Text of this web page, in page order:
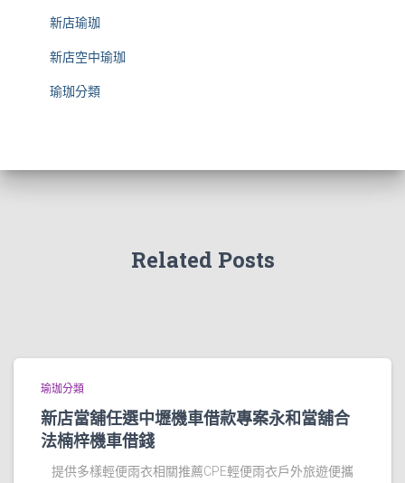
新店瑜珈
新店空中瑜珈
瑜珈分類
Related Posts
瑜珈分類
新店當舖任選中壢機車借款專案永和當舖合
法楠梓機車借錢
提供多樣輕便雨衣相關推薦CPE輕便雨衣戶外旅遊便攜